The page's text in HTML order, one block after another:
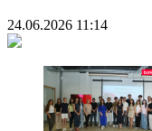
24.06.2026 11:14